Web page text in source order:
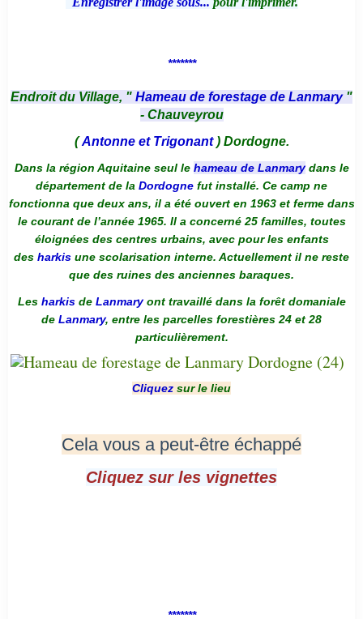
*******
Endroit du Village, " Hameau de forestage de Lanmary "
- Chauveyrou
(Antonne et Trigonant) Dordogne.
Dans la région Aquitaine seul le hameau de Lanmarydans le
département de la Dordogne fut installé. Ce camp ne
fonctionna que deux ans, il a été ouvert en 1963 et ferme dans
le courant de l’année 1965. Il a concerné 25 familles, toutes
éloignées des centres urbains, avec pour les enfants
des harkis une scolarisation interne. Actuellement il ne reste
que des ruines des anciennes baraques.
Les harkis de Lanmaryont travaillé dans la forêt domaniale
de Lanmary, entre les parcelles forestières 24 et 28
particulièrement.
Cliquez sur le lieu
Cela vous a peut-être échappé
Cliquez sur les vignettes
*******